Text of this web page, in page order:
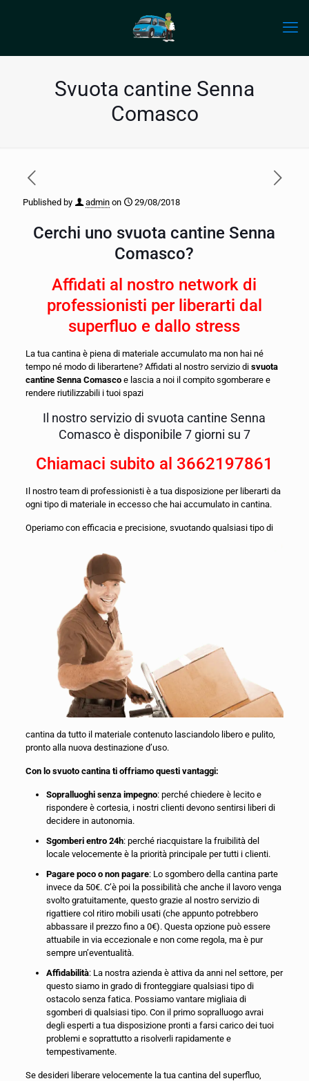
Svuota cantine Senna
Comasco
Published by admin on 29/08/2018
Cerchi uno svuota cantine Senna
Comasco?
Affidati al nostro network di
professionisti per liberarti dal
superfluo e dallo stress
La tua cantina è piena di materiale accumulato ma non hai né
tempo né modo di liberartene? Affidati al nostro servizio di svuota
cantine Senna Comasco e lascia a noi il compito sgomberare e
rendere riutilizzabili i tuoi spazi
Il nostro servizio di svuota cantine Senna
Comasco è disponibile 7 giorni su 7
Chiamaci subito al 3662197861
Il nostro team di professionisti è a tua disposizione per liberarti da
ogni tipo di materiale in eccesso che hai accumulato in cantina.
Operiamo con efficacia e precisione, svuotando qualsiasi tipo di
cantina da tutto il materiale contenuto lasciandolo libero e pulito,
pronto alla nuova destinazione d’uso.
Con lo svuoto cantina ti offriamo questi vantaggi:
Sopralluoghi senza impegno: perché chiedere è lecito e
rispondere è cortesia, i nostri clienti devono sentirsi liberi di
decidere in autonomia.
Sgomberi entro 24h: perché riacquistare la fruibilità del
locale velocemente è la priorità principale per tutti i clienti.
Pagare poco o non pagare: Lo sgombero della cantina parte
invece da 50€. C’è poi la possibilità che anche il lavoro venga
svolto gratuitamente, questo grazie al nostro servizio di
rigattiere col ritiro mobili usati (che appunto potrebbero
abbassare il prezzo fino a 0€). Questa opzione può essere
attuabile in via eccezionale e non come regola, ma è pur
sempre un’eventualità.
Affidabilità: La nostra azienda è attiva da anni nel settore, per
questo siamo in grado di fronteggiare qualsiasi tipo di
ostacolo senza fatica. Possiamo vantare migliaia di
sgomberi di qualsiasi tipo. Con il primo sopralluogo avrai
degli esperti a tua disposizione pronti a farsi carico dei tuoi
problemi e soprattutto a risolverli rapidamente e
tempestivamente.
Se desideri liberare velocemente la tua cantina del superfluo,